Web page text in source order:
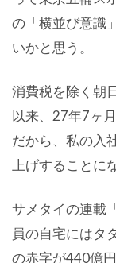
の「横並び意識
いかと思う。
消費税を除く朝
以来、27年7ヶ
だから、私の入
上げすることに
サメタイの連載
員の自宅にはタ
の赤字が440億